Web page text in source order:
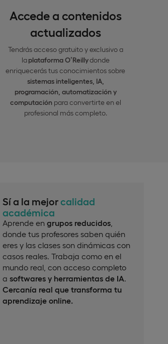
Accede a contenidos
actualizados
Tendrás acceso gratuito y exclusivo a
laplataforma O’Reillydonde
enriquecerás tus conocimientos sobre
sistemas inteligentes, IA,
programación, automatización y
computaciónpara convertirte en el
profesional más completo.
Sí a la mejorcalidad
académica
Aprende en grupos reducidos
donde tus profesores saben quién
eres y las clases son dinámicas con
casos reales. Trabaja como en el
mundo real, con acceso completo
a softwares y herramientas de IA.
Cercanía real que transforma tu
aprendizaje online.